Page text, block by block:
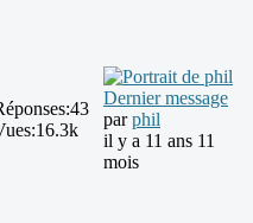
43
16.3k
Dernier message
parphil
il y a 11 ans 11
mois